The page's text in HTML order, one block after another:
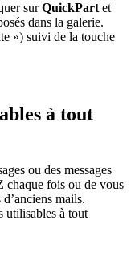
surQuickPart et
dans la galerie.
») suivi de la touche
à tout
ou des messages
chaque fois ou de vous
mails.
utilisables à tout